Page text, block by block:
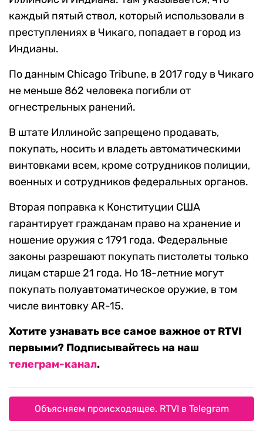
каждый пятый ствол, который использовали в
преступлениях в Чикаго, попадает в город из
Индианы.
По данным Chicago Tribune, в 2017 году в Чикаго
не меньше 862 человека погибли от
огнестрельных ранений.
В штате Иллинойс запрещено продавать,
покупать, носить и владеть автоматическими
винтовками всем, кроме сотрудников полиции,
военных и сотрудников федеральных органов.
Вторая поправка к Конституции США
гарантирует гражданам право на хранение и
ношение оружия с 1791 года. Федеральные
законы разрешают покупать пистолеты только
лицам старше 21 года. Но 18-летние могут
покупать полуавтоматическое оружие, в том
числе винтовку AR-15.
Хотите узнавать все самое важное от RTVI
первыми? Подписывайтесь на наш
телеграм-канал.
Объясняем происходящее. RTVI в Telegram